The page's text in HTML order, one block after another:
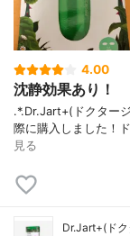
4.00
沈静効果あり！
.*.Dr.Jart+(ドクター
際に購入しました！
見る
Dr.Jart+(ド